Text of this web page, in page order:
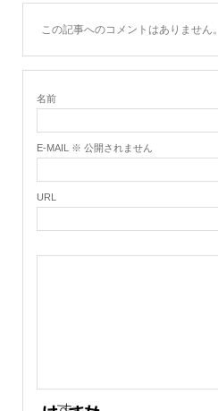
この記事へのコメントはありません。
名前
E-MAIL ※ 公開されません
URL